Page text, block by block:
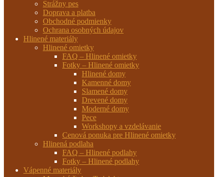
Strážny pes
Doprava a platba
Obchodné podmienky
Ochrana osobných údajov
Hlinené materiály
Hlinené omietky
FAQ – Hlinené omietky
Fotky – Hlinené omietky
Hlinené domy
Kamenné domy
Slamené domy
Drevené domy
Moderné domy
Pece
Workshopy a vzdelávanie
Cenová ponuka pre Hlinené omietky
Hlinená podlaha
FAQ – Hlinené podlahy
Fotky – Hlinené podlahy
Vápenné materiály